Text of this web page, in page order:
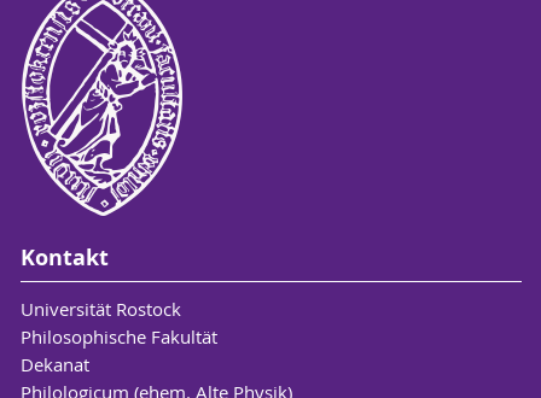
Kontakt
Universität Rostock
Philosophische Fakultät
Dekanat
Philologicum (ehem. Alte Physik)